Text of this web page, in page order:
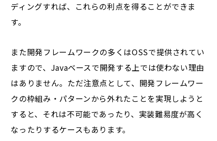
ディングすれば、これらの利点を得ることができま
す。
また開発フレームワークの多くはOSSで提供されてい
ますので、Javaベースで開発する上では使わない理由
はありません。ただ注意点として、開発フレームワー
クの枠組み・パターンから外れたことを実現しようと
すると、それは不可能であったり、実装難易度が高く
なったりするケースもあります。